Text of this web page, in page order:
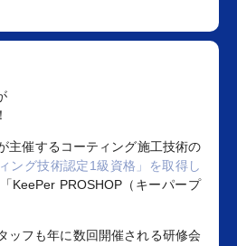
主催するコーティング施工技術の
ィング技術認定1級資格」を取得し
KeePer PROSHOP（キーパープ
ッフも年に数回開催される研修会